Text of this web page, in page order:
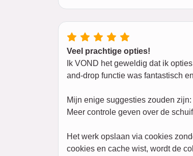
Veel prachtige opties!
Ik VOND het geweldig dat ik
and-drop functie was fantastisch
Mijn enige suggesties zouden zijn:
Meer controle geven over de
Het werk opslaan via cookies
cookies en cache wist, wordt de